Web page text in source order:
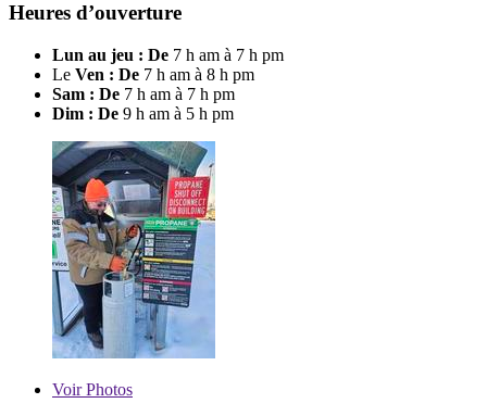
Heures d’ouverture
Lun au jeu : De 7 h am à 7 h pm
Le Ven : De 7 h am à 8 h pm
Sam : De 7 h am à 7 h pm
Dim : De 9 h am à 5 h pm
VoirPhotos